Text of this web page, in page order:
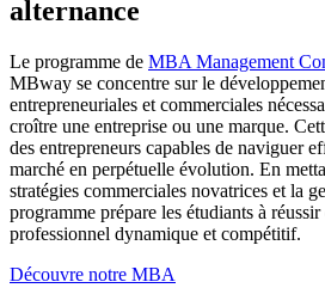
alternance
Le programme de MBA Management
MBway se concentre sur le
entrepreneuriales et commerciales
croître une entreprise ou une marque.
des entrepreneurs capables de naviguer
marché en perpétuelle évolution. En
stratégies commerciales novatrices et la
programme prépare les étudiants à
professionnel dynamique et compétitif.
Découvre notre MBA